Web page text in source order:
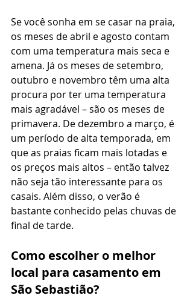
Se você sonha em se casar na praia,
os meses de abril e agosto contam
com uma temperatura mais seca e
amena. Já os meses de setembro,
outubro e novembro têm uma alta
procura por ter uma temperatura
mais agradável – são os meses de
primavera. De dezembro a março, é
um período de alta temporada, em
que as praias ficam mais lotadas e
os preços mais altos – então talvez
não seja tão interessante para os
casais. Além disso, o verão é
bastante conhecido pelas chuvas de
final de tarde.
Como escolher o melhor
local para casamento em
São Sebastião?